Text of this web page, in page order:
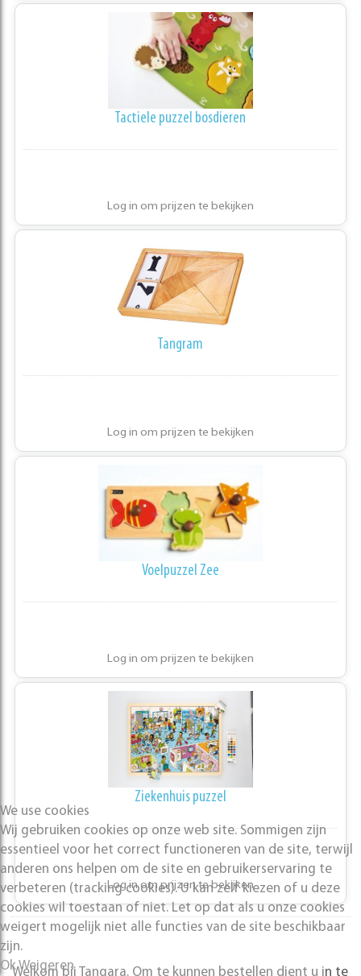
Tactiele puzzel bosdieren
Log in om prijzen te bekijken
Tangram
Log in om prijzen te bekijken
Voelpuzzel Zee
Log in om prijzen te bekijken
Ziekenhuis puzzel
Log in om prijzen te bekijken
Welkom bij Tangara. Om te kunnen bestellen dient u in te
We use cookies
Wij gebruiken cookies op onze web site. Sommigen zijn
essentieel voor het correct functioneren van de site, terwijl
anderen ons helpen om de site en gebruikerservaring te
verbeteren (tracking cookies). U kan zelf kiezen of u deze
cookies wil toestaan of niet. Let op dat als u onze cookies
weigert mogelijk niet alle functies van de site beschikbaar
zijn.
OkWeigeren